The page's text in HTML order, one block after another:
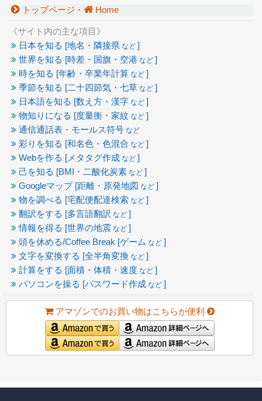
トップページ・ Home
《サイト内の主な項目》
日本を知る [地名・隣接県 など ]
世界を知る [時差・国旗・空港 など ]
時を知る [年齢・卒業年計算 など ]
季節を知る [二十四節気・七草 など ]
日本語を知る [数え方・漢字 など ]
物知りになる [度量衡・家紋 など ]
通信通話表・モールス符号 など
彩りを知る [和名色・色混合 など ]
Webを作る [メタタグ作成 など ]
己を知る [BMI・二酸化炭素 など ]
Googleマップ [距離・原発地図 など ]
物を調べる [宅配便配達検索 など ]
翻訳をする [多言語翻訳 など ]
情報を得る [世界の地震 など ]
頭を休める/Coffee Break [ゲーム など ]
文字を変換する [全半角変換 など ]
計算をする [面積・体積・速度 など ]
パソコンを操る [パスワード作成 など ]
アマゾンでのお買い物はこちらが便利